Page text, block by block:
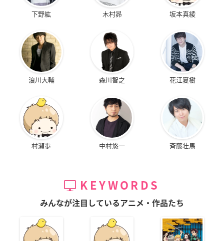
下野紘 木村昴 坂本真綾
浪川大輔 森川智之 花江夏樹
村瀬歩 中村悠一 斉藤壮馬
KEYWORDS
みんなが注目しているアニメ・作品たち